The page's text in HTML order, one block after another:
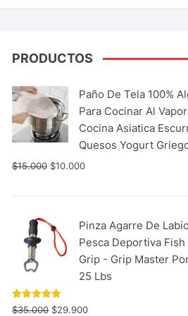
PRODUCTOS
Paño De Tela 100%
Para Cocinar Al Vapor
Cocina Asiatica
Quesos Yogurt
$15.000 $10.000
Pinza Agarre De
Pesca Deportiva Fish
Grip - Grip Master
25 Lbs
Valorado
$35.000 $29.900